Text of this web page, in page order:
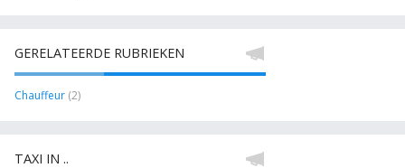
GERELATEERDE RUBRIEKEN
Chauffeur (2)
TAXI IN ..